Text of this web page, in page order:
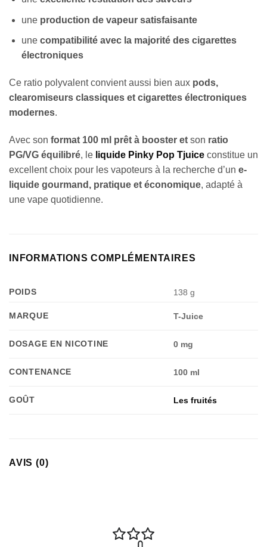
une production de vapeur satisfaisante
une compatibilité avec la majorité des cigarettes
électroniques
Ce ratio polyvalent convient aussi bien aux pods,
clearomiseurs classiques et cigarettes électroniques
modernes.
Avec son format 100 ml prêt à booster et son ratio
PG/VG équilibré, le liquide Pinky Pop Tjuice constitue un
excellent choix pour les vapoteurs à la recherche d’un e-
liquide gourmand, pratique et économique, adapté à
une vape quotidienne.
INFORMATIONS COMPLÉMENTAIRES
POIDS 138 g
MARQUE T-Juice
DOSAGE EN NICOTINE 0 mg
CONTENANCE 100 ml
GOÛT Les fruités
AVIS (0)
Appliquer les filtres